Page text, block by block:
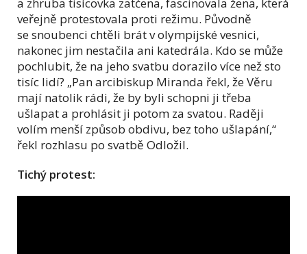
veřejně protestovala proti režimu. Původně
se snoubenci chtěli brát v olympijské vesnici,
nakonec jim nestačila ani katedrála. Kdo se může
pochlubit, že na jeho svatbu dorazilo více než sto
tisíc lidí? „Pan arcibiskup Miranda řekl, že Věru
mají natolik rádi, že by byli schopni ji třeba
ušlapat a prohlásit ji potom za svatou. Raději
volím menší způsob obdivu, bez toho ušlapání,“
řekl rozhlasu po svatbě Odložil.
Tichý protest: